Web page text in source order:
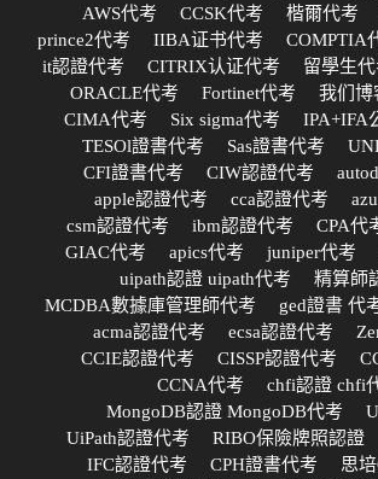
AWS代考
CCSK代考 楷爾代考
prince2代考
IIBA证书代考 COMPTIA
it認證代考
CITRIX认证代考 留學生代
ORACLE代考
Fortinet代考 我们博
CIMA代考
Six sigma代考
IPA+IFA
TESOl證書代考
Sas證書代考
CFI證書代考
CIW認證代考
apple認證代考
cca認證代考
csm認證代考
ibm認證代考 CPA代
GIAC代考
apics代考 juniper代考
uipath認證 uipath代考
精算師
MCDBA數據庫管理師代考
ged證書 代
acma認證代考
ecsa認證代考
CCIE認證代考
CISSP認證代考
CCNA代考
chfi認證 chfi
MongoDB認證 MongoDB代考
UiPath認證代考
RIBO保險牌照認證
IFC認證代考
CPH證書代考
思